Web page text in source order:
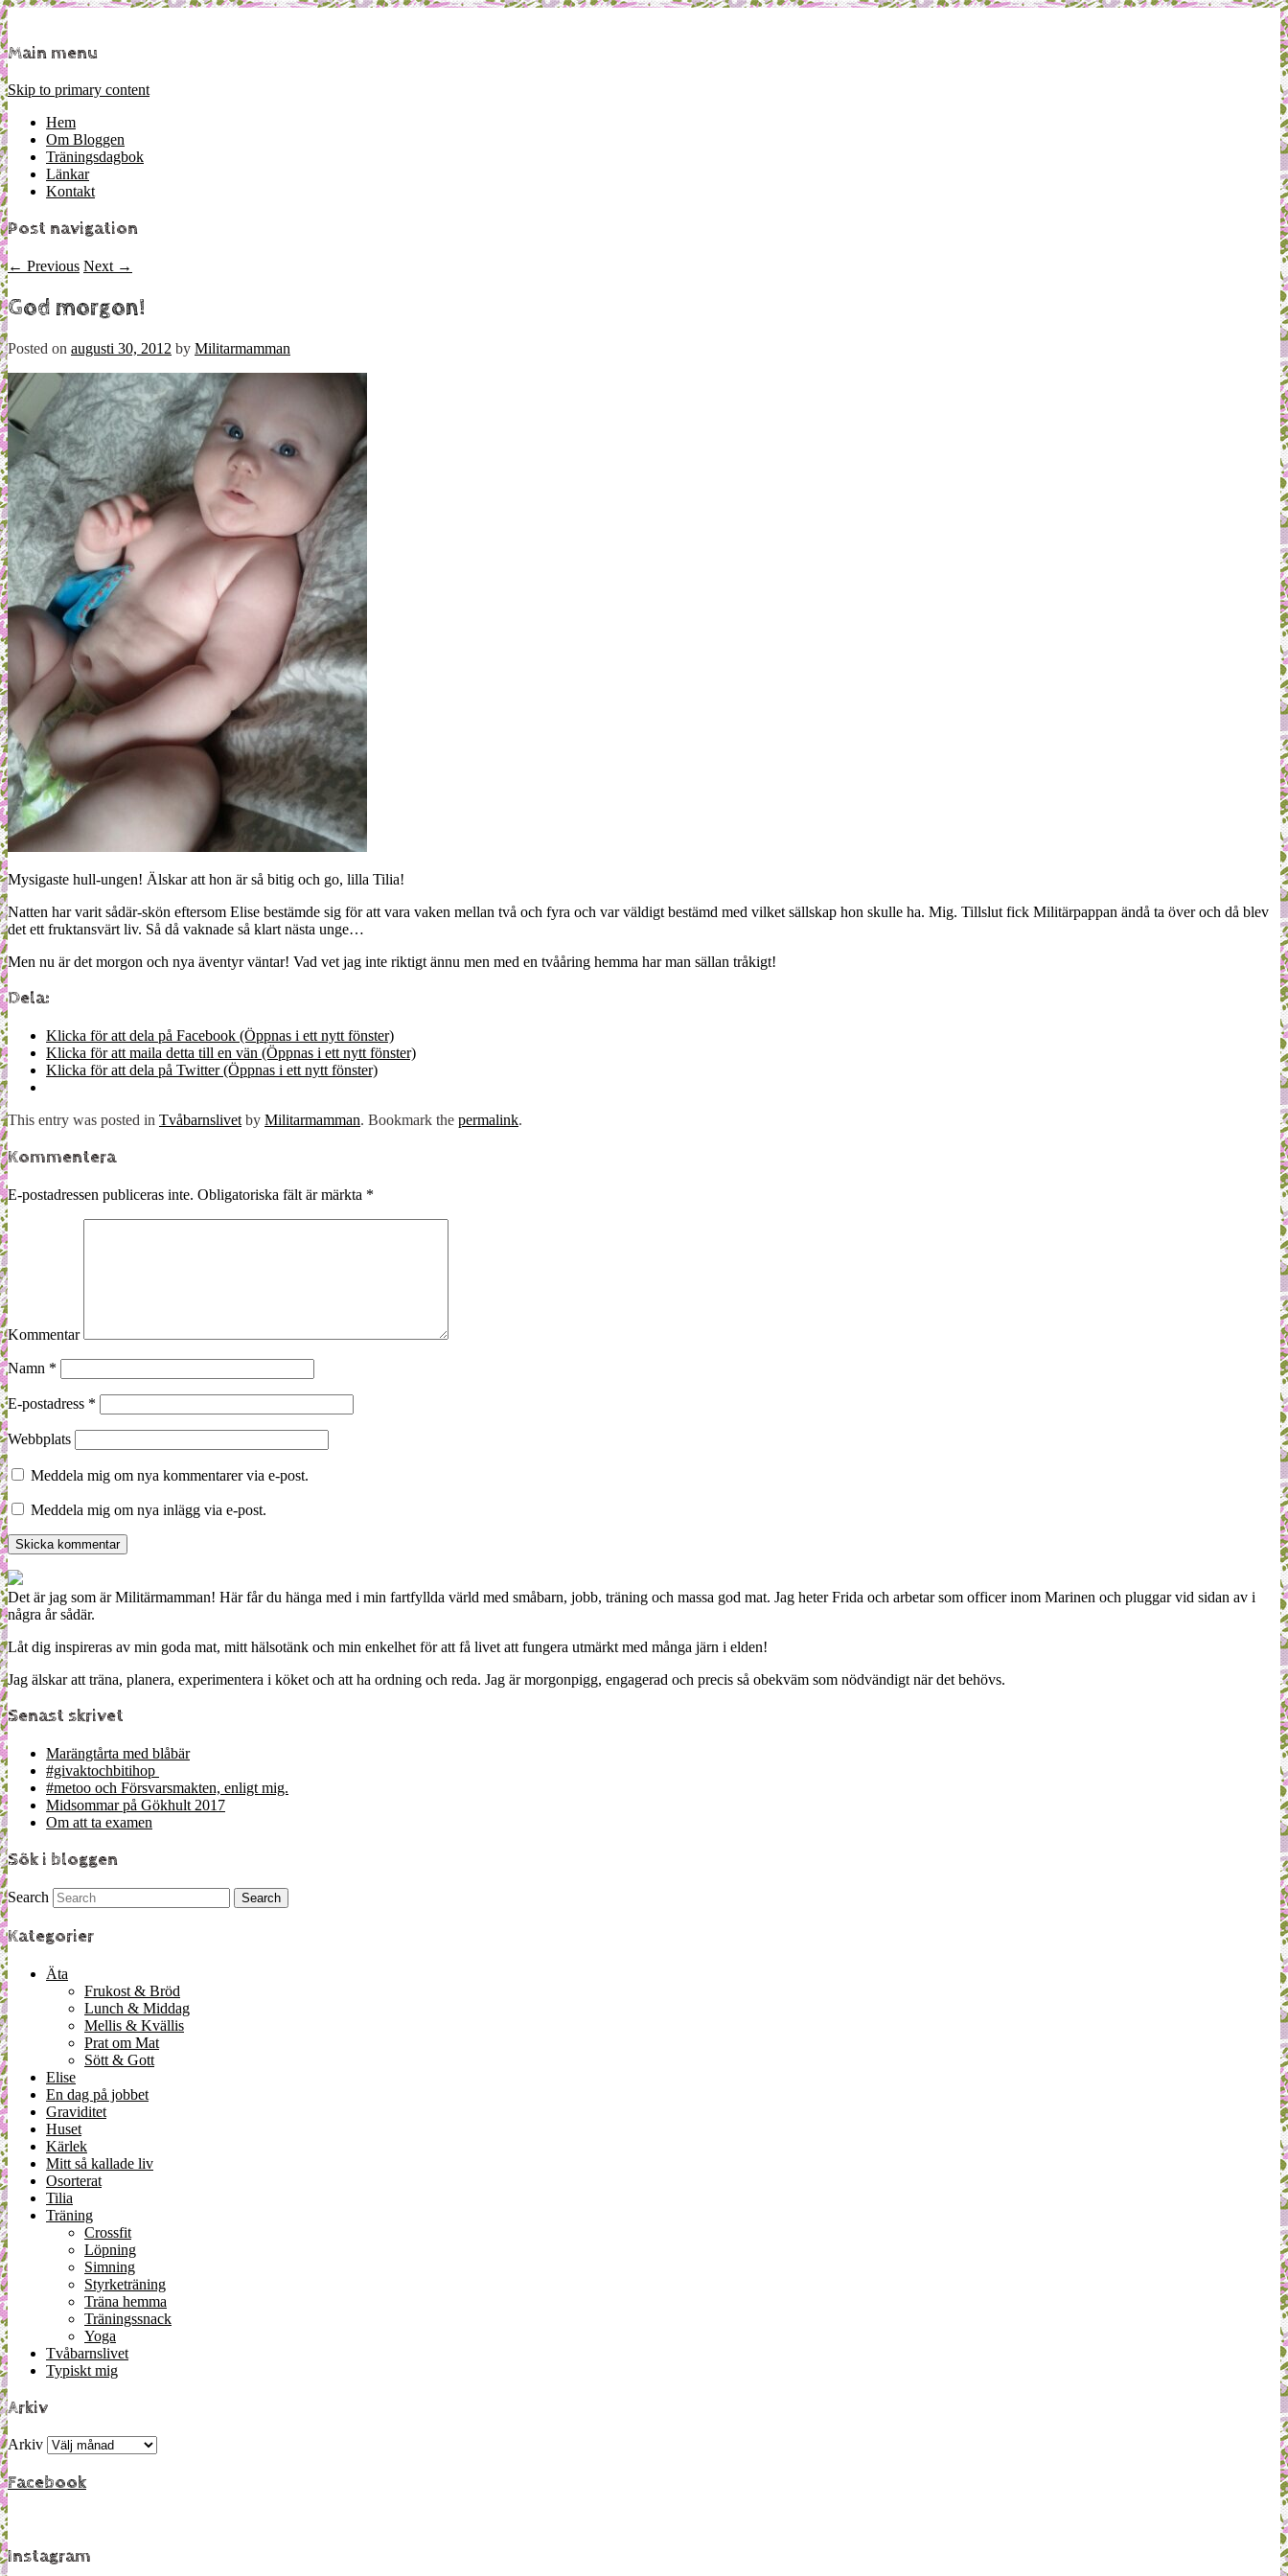
Militärmamman
Mamma, militär och märkbart obekväm
Main menu
Skip to primary content
Hem
Om Bloggen
Träningsdagbok
Länkar
Kontakt
Post navigation
← Previous Next →
God morgon!
Posted on augusti 30, 2012 by Militarmamman
Mysigaste hull-ungen! Älskar att hon är så bitig och go, lilla Tilia!
Natten har varit sådär-skön eftersom Elise bestämde sig för att vara vaken mellan två och fyra och var väldigt bestämd med vilket sällskap hon skulle ha. Mig. Tillslut fick Militärpappan ändå ta över och då blev
det ett fruktansvärt liv. Så då vaknade så klart nästa unge…
Men nu är det morgon och nya äventyr väntar! Vad vet jag inte riktigt ännu men med en tvååring hemma har man sällan tråkigt!
Dela:
Klicka för att dela på Facebook (Öppnas i ett nytt fönster)
Klicka för att maila detta till en vän (Öppnas i ett nytt fönster)
Klicka för att dela på Twitter (Öppnas i ett nytt fönster)
This entry was posted in Tvåbarnslivet by Militarmamman. Bookmark the permalink.
Kommentera
E-postadressen publiceras inte. Obligatoriska fält är märkta *
Kommentar
Namn *
E-postadress *
Webbplats
Meddela mig om nya kommentarer via e-post.
Meddela mig om nya inlägg via e-post.
Det är jag som är Militärmamman! Här får du hänga med i min fartfyllda värld med småbarn, jobb, träning och massa god mat. Jag heter Frida och arbetar som officer inom Marinen och pluggar vid sidan av i
några år sådär.
Låt dig inspireras av min goda mat, mitt hälsotänk och min enkelhet för att få livet att fungera utmärkt med många järn i elden!
Jag älskar att träna, planera, experimentera i köket och att ha ordning och reda. Jag är morgonpigg, engagerad och precis så obekväm som nödvändigt när det behövs.
Senast skrivet
Marängtårta med blåbär
#givaktochbitihop
#metoo och Försvarsmakten, enligt mig.
Midsommar på Gökhult 2017
Om att ta examen
Sök i bloggen
Search
Kategorier
Äta
Frukost & Bröd
Lunch & Middag
Mellis & Kvällis
Prat om Mat
Sött & Gott
Elise
En dag på jobbet
Graviditet
Huset
Kärlek
Mitt så kallade liv
Osorterat
Tilia
Träning
Crossfit
Löpning
Simning
Styrketräning
Träna hemma
Träningssnack
Yoga
Tvåbarnslivet
Typiskt mig
Arkiv
Arkiv
Facebook
Instagram